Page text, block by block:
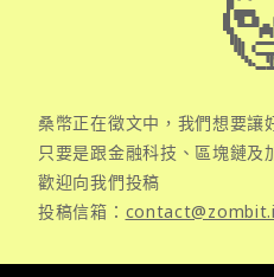
桑幣正在徵文中，我們想要讓
只要是跟金融科技、區塊鏈
歡迎向我們投稿
投稿信箱：